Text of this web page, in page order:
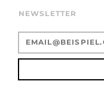
NEWSLETTER